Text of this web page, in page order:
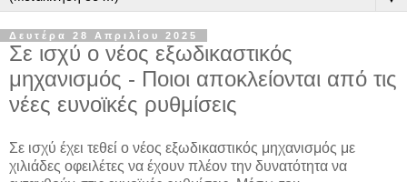
Δευτέρα 28 Απριλίου 2025
Σε ισχύ ο νέος εξωδικαστικός
μηχανισμός - Ποιοι αποκλείονται από τις
νέες ευνοϊκές ρυθμίσεις
Σε ισχύ έχει τεθεί ο νέος εξωδικαστικός μηχανισμός με
χιλιάδες οφειλέτες να έχουν πλέον την δυνατότητα να